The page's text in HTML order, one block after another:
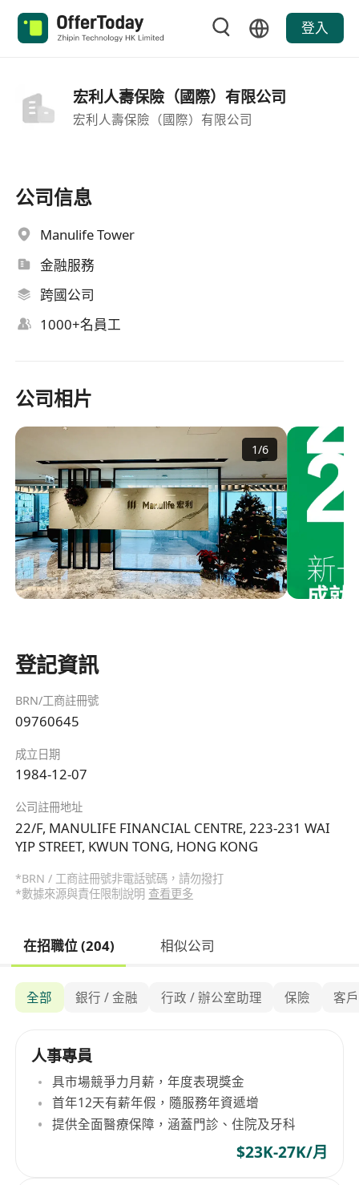
登入
宏利人壽保險（國際）有限公司
宏利人壽保險（國際）有限公司
公司信息
Manulife Tower
金融服務
跨國公司
1000+名員工
公司相片
1/6
登記資訊
BRN/工商註冊號
09760645
成立日期
1984-12-07
公司註冊地址
22/F, MANULIFE FINANCIAL CENTRE, 223-231 WAI
YIP STREET, KWUN TONG, HONG KONG
*BRN / 工商註冊號非電話號碼，請勿撥打
*數據來源與責任限制說明 查看更多
在招職位 (204) 相似公司
全部 銀行 / 金融 行政 / 辦公室助理 保險 客
人事專員
具市場競爭力月薪，年度表現獎金
首年12天有薪年假，隨服務年資遞增
提供全面醫療保障，涵蓋門診、住院及牙科
$23K-27K/月